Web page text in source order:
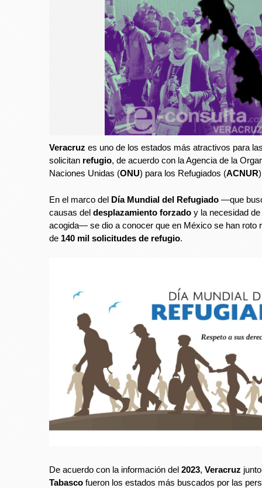
Veracruz es uno de los estados más atractivos para
solicitan refugio, de acuerdo con la Agencia de la
Naciones Unidas (ONU) para los Refugiados (ACNUR
En el marco del Día Mundial del Refugiado —que
causas del desplazamiento forzado y la necesidad
acogida— se dio a conocer que en México se han roto
de 140 mil solicitudes de refugio.
De acuerdo con la información del 2023, Veracruz
Tabasco fueron los estados más buscados por las